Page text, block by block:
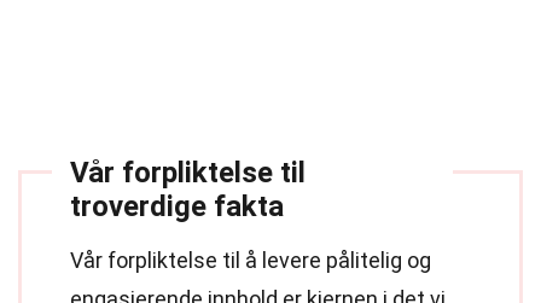
Vår forpliktelse til
troverdige fakta
Vår forpliktelse til å levere pålitelig og